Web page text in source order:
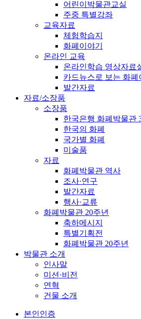
어린이박물관교실
주중 특별강좌
교육자료
체험학습지
화폐이야기
온라인 교육
온라인학습 영상자료
카드뉴스로 보는 화폐
발간자료
자료/소장품
소장품
한국은행 화폐박물관
한국의 화폐
국가별 화폐
미술품
자료
화폐박물관 역사
조사·연구
발간자료
행사·교류
화폐박물관 20주년
축하메시지
특별기획전
화폐박물관 20주년
박물관 소개
인사말
미션·비전
연혁
건물 소개
본인인증